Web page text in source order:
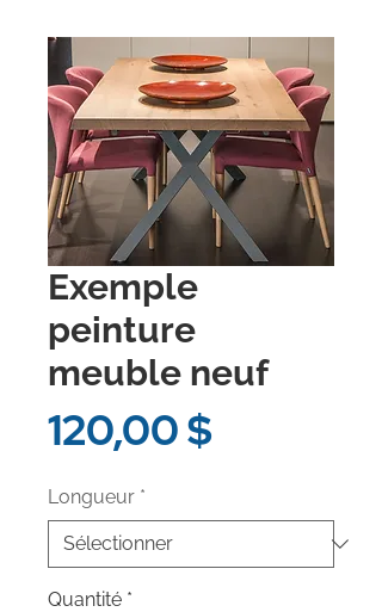
Exemple
peinture
meuble neuf
120,00 $Prix
Longueur *
Quantité *